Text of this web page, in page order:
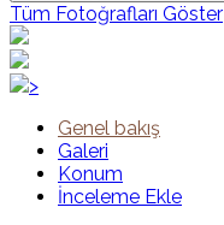
Tüm Fotoğrafları Göster
>
Genel bakış
Galeri
Konum
İnceleme Ekle